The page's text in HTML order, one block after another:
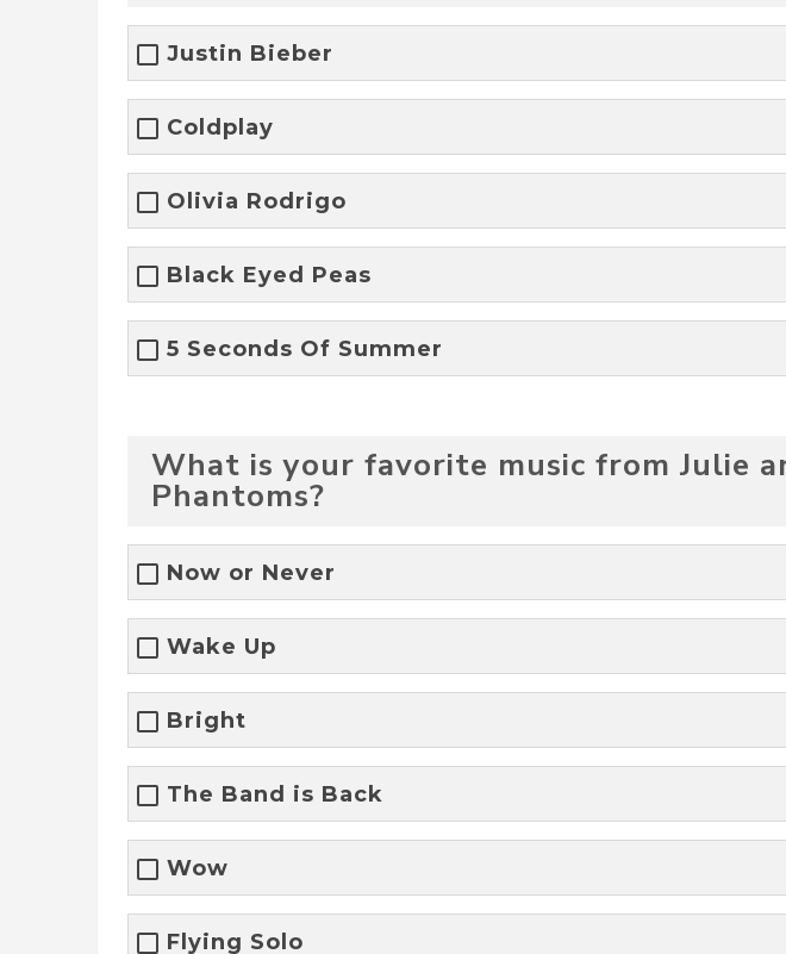
Justin Bieber
Coldplay
Olivia Rodrigo
Black Eyed Peas
5 Seconds Of Summer
What is your favorite music from Julie
Phantoms?
Now or Never
Wake Up
Bright
The Band is Back
Wow
Flying Solo